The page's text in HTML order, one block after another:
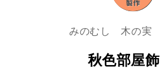
みのむし 木の実
秋色部屋